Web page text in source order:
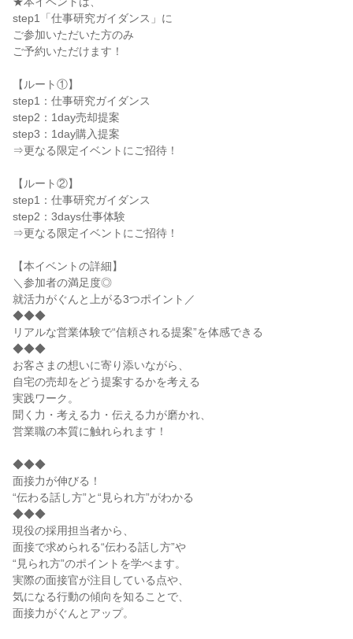
step1「仕事研究ガイダンス」に
ご参加いただいた方のみ
ご予約いただけます！
【ルート①】
step1：仕事研究ガイダンス
step2：1day売却提案
step3：1day購入提案
⇒更なる限定イベントにご招待！
【ルート②】
step1：仕事研究ガイダンス
step2：3days仕事体験
⇒更なる限定イベントにご招待！
【本イベントの詳細】
＼参加者の満足度◎
就活力がぐんと上がる3つポイント／
◆◆◆
リアルな営業体験で“信頼される提案”を体感できる
◆◆◆
お客さまの想いに寄り添いながら、
自宅の売却をどう提案するかを考える
実践ワーク。
聞く力・考える力・伝える力が磨かれ、
営業職の本質に触れられます！
◆◆◆
面接力が伸びる！
“伝わる話し方”と“見られ方”がわかる
◆◆◆
現役の採用担当者から、
面接で求められる“伝わる話し方”や
“見られ方”のポイントを学べます。
実際の面接官が注目している点や、
気になる行動の傾向を知ることで、
面接力がぐんとアップ。